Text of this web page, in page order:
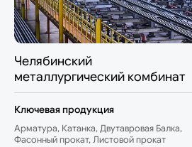
Челябинский
металлургический комбинат
Ключевая продукция
Арматура, Катанка, Двутавровая Балка,
Фасонный прокат, Листовой прокат